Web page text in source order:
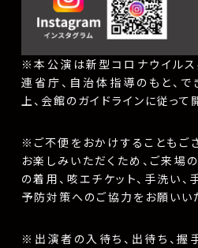
※本公演は新型コロナウイル
連省庁、自治体指導のもと、
上、会館のガイドラインに従って
※ご不便をおかけすることもご
お楽しみいただくため、ご来場
の着用、咳エチケット、手洗い
予防対策へのご協力をお願いい
※出演者の入待ち、出待ち、握手